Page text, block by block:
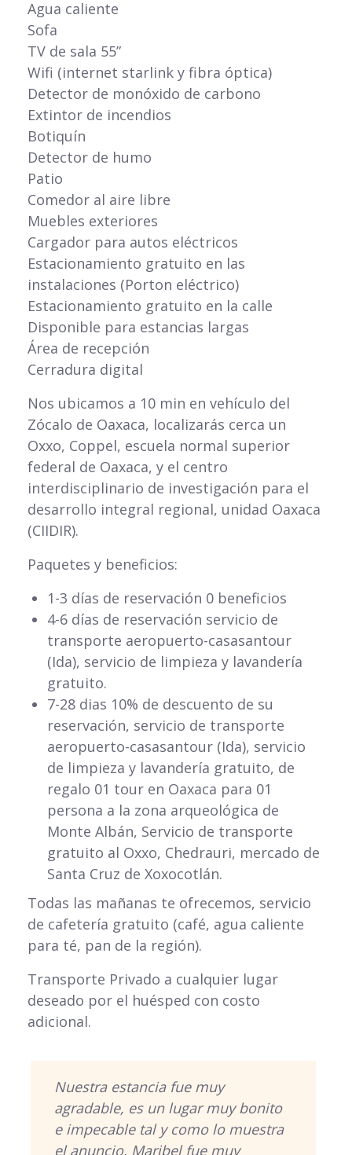
Agua caliente
Sofa
TV de sala 55”
Wifi (internet starlink y fibra óptica)
Detector de monóxido de carbono
Extintor de incendios
Botiquín
Detector de humo
Patio
Comedor al aire libre
Muebles exteriores
Cargador para autos eléctricos
Estacionamiento gratuito en las
instalaciones (Porton eléctrico)
Estacionamiento gratuito en la calle
Disponible para estancias largas
Área de recepción
Cerradura digital
Nos ubicamos a 10 min en vehículo del
Zócalo de Oaxaca, localizarás cerca un
Oxxo, Coppel, escuela normal superior
federal de Oaxaca, y el centro
interdisciplinario de investigación para el
desarrollo integral regional, unidad Oaxaca
(CIIDIR).
Paquetes y beneficios:
1-3 días de reservación 0 beneficios
4-6 días de reservación servicio de
transporte aeropuerto-casasantour
(Ida), servicio de limpieza y lavandería
gratuito.
7-28 dias 10% de descuento de su
reservación, servicio de transporte
aeropuerto-casasantour (Ida), servicio
de limpieza y lavandería gratuito, de
regalo 01 tour en Oaxaca para 01
persona a la zona arqueológica de
Monte Albán, Servicio de transporte
gratuito al Oxxo, Chedrauri, mercado de
Santa Cruz de Xoxocotlán.
Todas las mañanas te ofrecemos, servicio
de cafetería gratuito (café, agua caliente
para té, pan de la región).
Transporte Privado a cualquier lugar
deseado por el huésped con costo
adicional.
Nuestra estancia fue muy
agradable, es un lugar muy bonito
e impecable tal y como lo muestra
el anuncio, Maribel fue muy